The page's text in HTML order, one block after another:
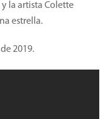
la artista Colette
estrella.
2019.